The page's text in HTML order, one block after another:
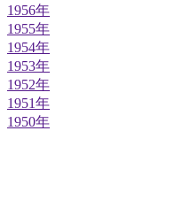
1956年
1955年
1954年
1953年
1952年
1951年
1950年